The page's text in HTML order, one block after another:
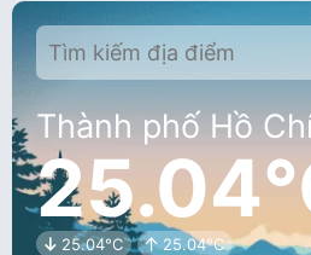
Thành phố Hồ
25.04°C 25.04°C